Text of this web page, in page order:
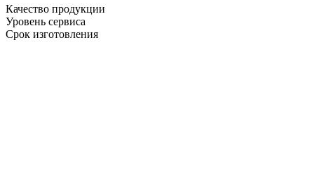
Качество продукции
Уровень сервиса
Срок изготовления